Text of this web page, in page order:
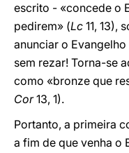
escrito - «concede o
pedirem» (Lc 11, 13),
anunciar o
sem rezar! Torna-se
como «bronze que
Cor13, 1).
Portanto, a primeira
a fim de que venha o